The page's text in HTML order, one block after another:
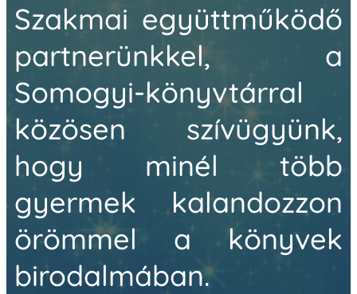
Szakmai együttműködő
partnerünkkel, a
Somogyi-könyvtárral
közösen szívügyünk,
hogy minél több
gyermek kalandozzon
örömmel a könyvek
birodalmában.